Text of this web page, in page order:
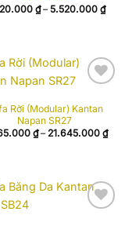
₫ – 5.520.000 ₫
giá:
wishlist
Rời (Modular) Kantan
Napan SR27
₫ – 21.645.000 ₫
giá: